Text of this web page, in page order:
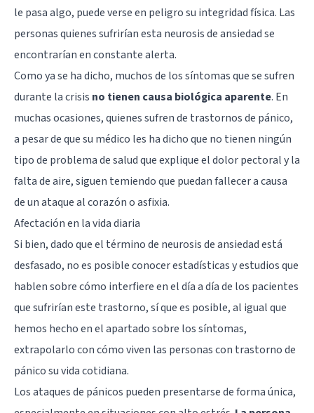
le pasa algo, puede verse en peligro su integridad física. Las
personas quienes sufrirían esta neurosis de ansiedad se
encontrarían en constante alerta.
Como ya se ha dicho, muchos de los síntomas que se sufren
durante la crisis no tienen causa biológica aparente. En
muchas ocasiones, quienes sufren de trastornos de pánico,
a pesar de que su médico les ha dicho que no tienen ningún
tipo de problema de salud que explique el dolor pectoral y la
falta de aire, siguen temiendo que puedan fallecer a causa
de un ataque al corazón o asfixia.
Afectación en la vida diaria
Si bien, dado que el término de neurosis de ansiedad está
desfasado, no es posible conocer estadísticas y estudios que
hablen sobre cómo interfiere en el día a día de los pacientes
que sufrirían este trastorno, sí que es posible, al igual que
hemos hecho en el apartado sobre los síntomas,
extrapolarlo con cómo viven las personas con trastorno de
pánico su vida cotidiana.
Los ataques de pánicos pueden presentarse de forma única,